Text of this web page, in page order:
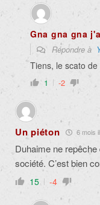
Gna gna gna
Répondre à
Tiens, le scato de
1 -2
Un piéton 6 mois
Duhaime ne
société. C’est bien
15 -4